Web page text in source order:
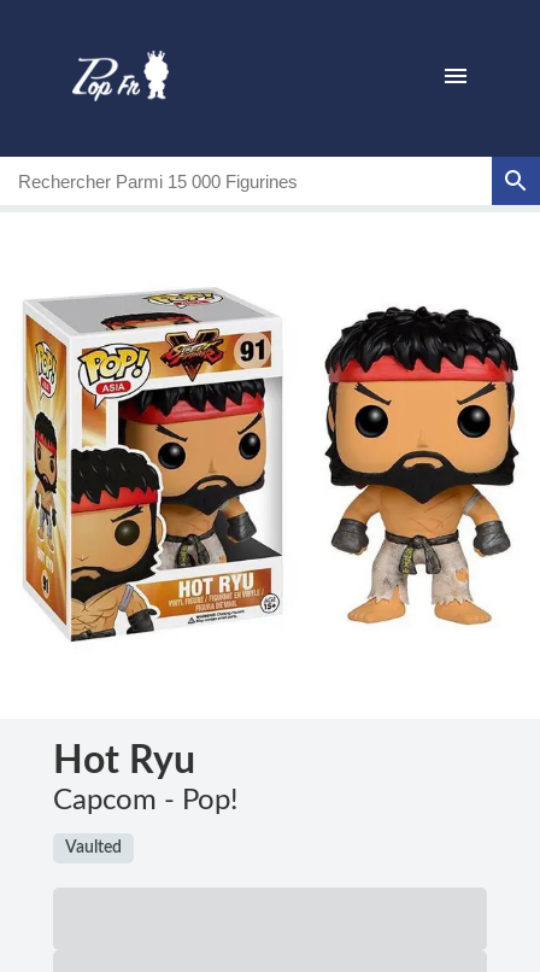
Hot Ryu
Capcom - Pop!
Vaulted